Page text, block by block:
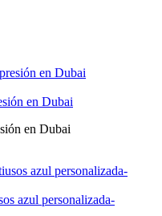
en Dubai
en Dubai
azul personalizada-